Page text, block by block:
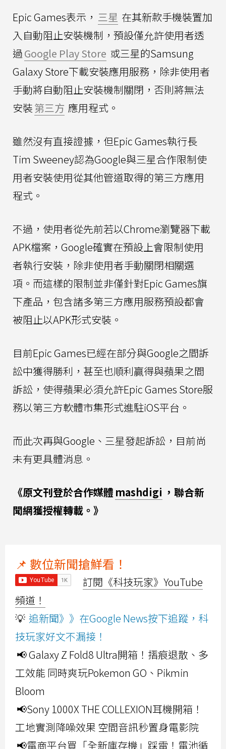
Epic Games表示， 三星 在其新款手機裝置加
入自動阻止安裝機制，預設僅允許使用者透
過Google Play Store 或三星的Samsung
Galaxy Store下載安裝應用服務，除非使用者
手動將自動阻止安裝機制關閉，否則將無法
安裝第三方 應用程式。
雖然沒有直接證據，但Epic Games執行長
Tim Sweeney認為Google與三星合作限制使
用者安裝使用從其他管道取得的第三方應用
程式。
不過，使用者從先前若以Chrome瀏覽器下載
APK檔案，Google確實在預設上會限制使用
者執行安裝，除非使用者手動關閉相關選
項。而這樣的限制並非僅針對Epic Games旗
下產品，包含諸多第三方應用服務預設都會
被阻止以APK形式安裝。
目前Epic Games已經在部分與Google之間訴
訟中獲得勝利，甚至也順利贏得與蘋果之間
訴訟，使得蘋果必須允許Epic Games Store服
務以第三方軟體市集形式進駐iOS平台。
而此次再與Google、三星發起訴訟，目前尚
未有更具體消息。
《原文刊登於合作媒體 mashdigi ，聯合新
聞網獲授權轉載。》
📌 數位新聞搶鮮看！
訂閱《科技玩家》YouTube
頻道！
💡 追新聞》》在Google News按下追蹤，科
技玩家好文不漏接！
📢 Galaxy Z Fold8 Ultra開箱！摺痕退散、多
工效能 同時爽玩Pokemon GO、Pikmin
Bloom
📢Sony 1000X THE COLLEXION耳機開箱！
工地實測降噪效果 空間音訊秒置身電影院
📢電商平台買「全新庫存機」踩雷！電池循